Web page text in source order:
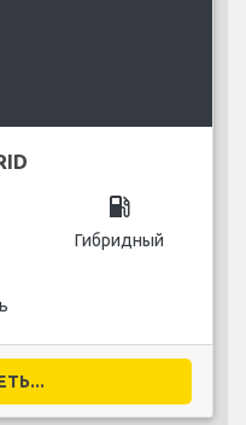
local_gas_station
Гибридный